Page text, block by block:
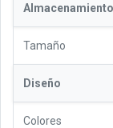
Almacenamiento
Tamaño
Diseño
Colores